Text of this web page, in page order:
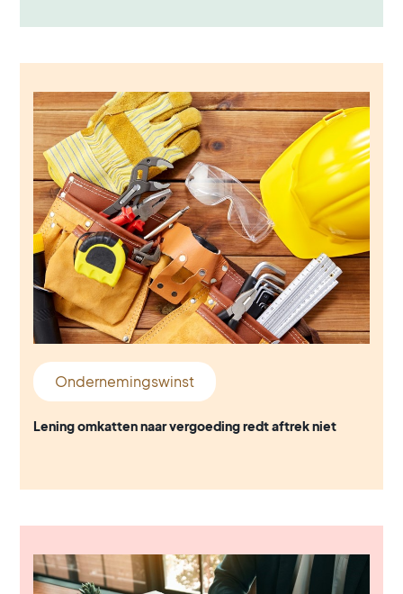
Ondernemingswinst
Lening omkatten naar vergoeding redt aftrek niet